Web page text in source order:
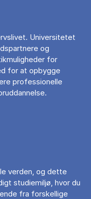
Universitetet
og
for
for at opbygge
professionelle
verden, og dette
studiemiljø, hvor du
fra forskellige